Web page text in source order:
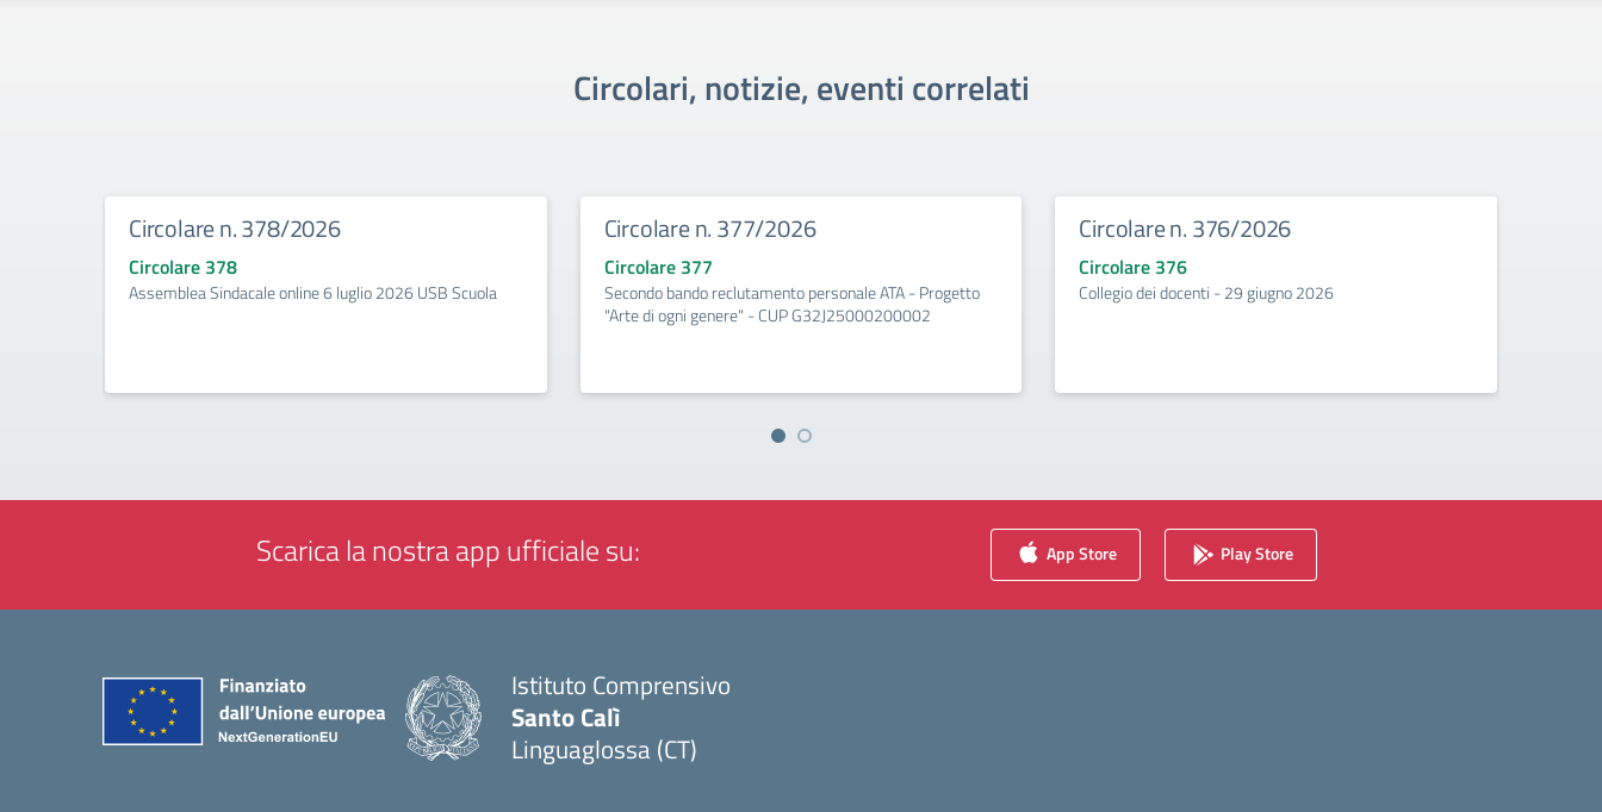
Circolari, notizie, eventi correlati
Circolare n. 378/2026
Circolare 378
Assemblea Sindacale online 6 luglio 2026 USB Scuola
Circolare n. 377/2026
Circolare 377
Secondo bando reclutamento personale ATA - Progetto
"Arte di ogni genere" - CUP G32J25000200002
Circolare n. 376/2026
Circolare 376
Collegio dei docenti - 29 giugno 2026
Scarica la nostra app ufficiale su: App Store Play Store
Istituto Comprensivo
Santo Calì
Linguaglossa (CT)